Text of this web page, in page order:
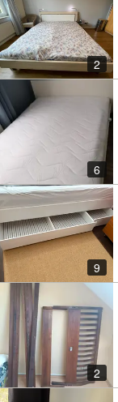
2
6
9
2